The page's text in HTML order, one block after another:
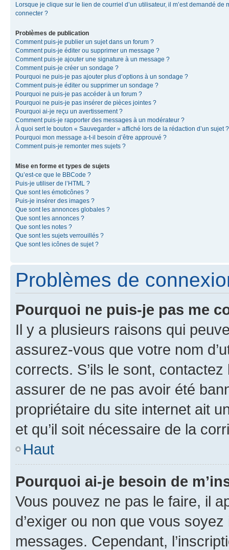
Lorsque je clique sur le lien de courriel d’un utilisateur, il m’est demandé de
connecter ?
Problèmes de publication
Comment puis-je publier un sujet dans un forum ?
Comment puis-je éditer ou supprimer un message ?
Comment puis-je ajouter une signature à un message ?
Comment puis-je créer un sondage ?
Pourquoi ne puis-je pas ajouter plus d’options à un sondage ?
Comment puis-je éditer ou supprimer un sondage ?
Pourquoi ne puis-je pas accéder à un forum ?
Pourquoi ne puis-je pas insérer de pièces jointes ?
Pourquoi ai-je reçu un avertissement ?
Comment puis-je rapporter des messages à un modérateur ?
À quoi sert le bouton « Sauvegarder » affiché lors de la rédaction d’un sujet ?
Pourquoi mon message a-t-il besoin d’être approuvé ?
Comment puis-je remonter mes sujets ?
Mise en forme et types de sujets
Qu’est-ce que le BBCode ?
Puis-je utiliser de l’HTML ?
Que sont les émoticônes ?
Puis-je insérer des images ?
Que sont les annonces globales ?
Que sont les annonces ?
Que sont les notes ?
Que sont les sujets verrouillés ?
Que sont les icônes de sujet ?
Problèmes de
Pourquoi ne puis-je pas me
Il y a plusieurs raisons qui
assurez-vous que votre nom
corrects. S’ils le sont,
assurer de ne pas avoir été
propriétaire du site internet ait
et qu’il soit nécessaire de la
Haut
Pourquoi ai-je besoin de
Vous pouvez ne pas le faire, il
d’exiger ou non que vous
messages. Cependant,